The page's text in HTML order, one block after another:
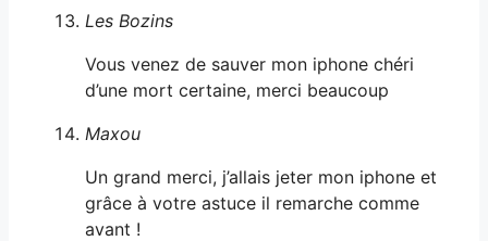
Les Bozins
Vous venez de sauver mon iphone chéri
d’une mort certaine, merci beaucoup
Maxou
Un grand merci, j’allais jeter mon iphone et
grâce à votre astuce il remarche comme
avant !